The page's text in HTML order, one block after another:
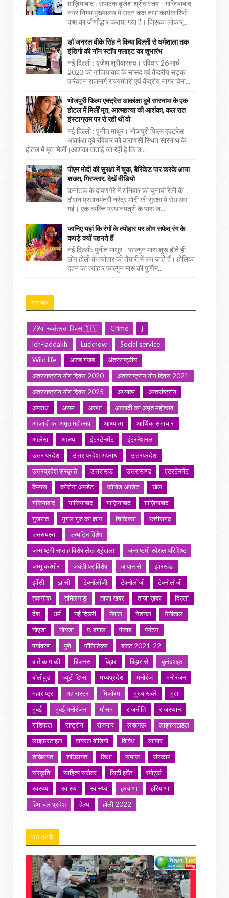
ग़ाज़ियाबाद : संपादक बृजेश श्रीवास्तव। गाजियाबाद
नगर निगम मुख्यालय में सदन कक्ष तथा कार्यकारिणी
कक्ष का जीर्णोद्धार कराया गया है। जिसका लोकार्...
डॉ जनरल वीके सिंह ने किया दिल्ली से धर्मशाला तक
इंडिगो की नॉन स्टॉप फ्लाइट का शुभारंभ
नई दिल्ली : बृजेश श्रीवास्तव। रविवार 26 मार्च
2023 को गाजियाबाद के सांसद एवं केंद्रीय सड़क
परिवहन राजमार्ग राज्यमंत्री एवं केंद्रीय नागर विमा...
भोजपुरी फिल्म एक्ट्रेस आकांक्षा दुबे सारनाथ के एक
होटल में मिलीं मृत, आत्महत्या की आशंका, कल रात
इंस्टाग्राम पर रो रही थीं वो
नई दिल्ली : पुनीत माथुर। भोजपुरी फिल्म एक्ट्रेस
आकांक्षा दुबे रविवार को वाराणसी स्थित सारनाथ के
होटल में मृत मिलीं।आशंका जताई जा रही है कि उ...
पीएम मोदी की सुरक्षा में चूक, बैरिकेड पार करके आया
शख्स, गिरफ्तार, देखें वीडियो
कर्नाटक के दावणगेरे में शनिवार को चुनावी रैली के
दौरान प्रधानमंत्री नरेंद्र मोदी की सुरक्षा में सेंध लग
गई। एक व्यक्ति प्रधानमंत्री के पास ज...
जानिए यहां कि रंगों के त्योहार पर लोग सफेद रंग के
कपड़े क्यों पहनते हैं
नई दिल्ली: पुनीत माथुर। फाल्गुन मास शुरू होते ही
लोग होली के त्योहार की तैयारी में लग जाते हैं। होलिका
दहन का त्योहार फाल्गुन मास की पूर्णिम...
समाचार
79वां स्वतंत्रता दिवस 🇮🇳 Crime
j
leh-laddakh
Lucknow
Social service
Wild life
अजब गजब
अंतरराष्ट्रीय
अंतरराष्ट्रीय योग दिवस 2020
अंतरराष्ट्रीय योग दिवस 2021
अंतरराष्ट्रीय योग दिवस 2025
अध्यात्म
अन्तर्राष्ट्रीय
अपराध
असम अस्था
आजादी का अमृत महोत्सव
आज़ादी का अमृत महोत्सव
आध्यात्म
आर्थिक समाचार
आलेख
आस्था इंटरटेनमेंट
इंटरनेशनल
उत्तर प्रदेश
उत्तर प्रदेश अपराध
उत्तरप्रदेश
उत्तरप्रदेश संस्कृति
उत्तराखंड उत्तराखण्ड
एंटरटेनमेंट
कैम्पस
कोरोना अपडेट कोविड अपडेट
खेल
गजियाबाद
गाजियाबाद गाज़ियाबाद
ग़ाज़ियाबाद
गुजरात
गूगल गुरु का ज्ञान चिकित्सा
छत्तीसगढ़
जनसमस्या
जन्मदिन विशेष
जन्माष्टमी सप्ताह विशेष लेख श्रृंखला
जन्माष्टमी स्पेशल परिशिष्ट
जम्मू कश्मीर
जयंती पर विशेष जापान से
झारखंड
झाँसी
झांसी टेक्नॉलॉजी टेक्नोलॉजी
टेक्नोलोजी
तकनीक
तमिलनाडु ताज़ा खबर ताज़ा ख़बर
दिल्ली
देश
धर्म नई दिल्ली नेपाल नेशनल
नैनीताल
नोएडा
नोयडा प. बंगाल पंजाब
पर्यटन
पर्यावरण
पुणे पॉलिटिक्स
बजट 2021-22
बातें काम की
बिजनस बिहार बिहार से
बुलंदशहर
बॉलीवुड
ब्यूटी टिप्स मध्यप्रदेश मनोरंज
मनोरंजन
महाराष्ट्र
महारास्ट्र मिज़ोरम मुख्य खबरे
मुद्दा
मुंबई
मुंबई मनोरंजन मौसम राजनीति
राजस्थान
राशिफल
राष्ट्रीय रोजगार लखनऊ
लाइफस्टाइल
लाइफ़स्टाइल
वायरल वीडियो विविध
व्यापार
शख्सियत
शख़्सियत शिक्षा समाज
संस्कार
संस्कृति
साहित्य सरोवर सिटी इवेंट
स्पोर्ट्स
स्वस्थ्य
स्वास्थ स्वास्थ्य हरयाणा
हरियाणा
हिमाचल प्रदेश
हेल्थ होली 2022
जरा हटके